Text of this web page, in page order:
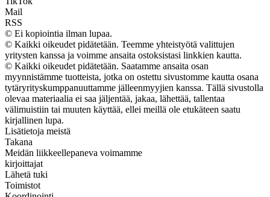
Mail
RSS
© Ei kopiointia ilman lupaa.
© Kaikki oikeudet pidätetään. Teemme yhteistyötä valittujen
yritysten kanssa ja voimme ansaita ostoksistasi linkkien kautta.
© Kaikki oikeudet pidätetään. Saatamme ansaita osan
myynnistämme tuotteista, jotka on ostettu sivustomme kautta osana
tytäryrityskumppanuuttamme jälleenmyyjien kanssa. Tällä sivustolla
olevaa materiaalia ei saa jäljentää, jakaa, lähettää, tallentaa
välimuistiin tai muuten käyttää, ellei meillä ole etukäteen saatu
kirjallinen lupa.
Lisätietoja meistä
Takana
Meidän liikkeellepaneva voimamme
kirjoittajat
Lähetä tuki
Toimistot